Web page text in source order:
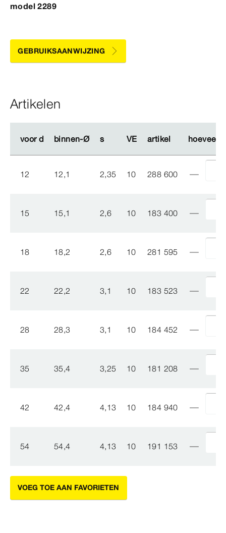
model 2289
GEBRUIKSAANWIJZING
Artikelen
voor d binnen-Ø s VE artikel
voor d binnen-Ø s VE artikel
12 12,1 2,35 10 288 600
15 15,1 2,6 10 183 400
18 18,2 2,6 10 281 595
22 22,2 3,1 10 183 523
28 28,3 3,1 10 184 452
35 35,4 3,25 10 181 208
42 42,4 4,13 10 184 940
54 54,4 4,13 10 191 153
VOEG TOE AAN FAVORIETEN